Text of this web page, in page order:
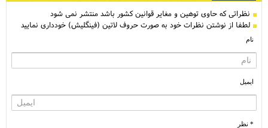
نظراتی كه حاوی توهین و مغایر قوانین کشور باشد منتشر نمی شود
لطفا از نوشتن نظرات خود به صورت حروف لاتین (فینگلیش) خودداری نمایید
نام
ایمیل
* نظر